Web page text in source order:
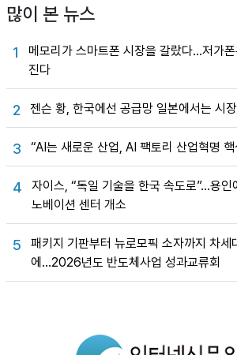
많이 본 뉴스
1
메모리가 스마트폰 시장을 갈랐다…저가
진다
2 젠슨 황, 한국에선 공급망 일본에서는 시
3 “AI는 새로운 산업, AI 팩토리 산업혁명
4
자이스, “독일 기술을 한국 속도로”…용인
노베이션 센터 개소
5
패키지 기판부터 뉴로모픽 소자까지 차세
에…2026년도 반도체사업 성과교류회